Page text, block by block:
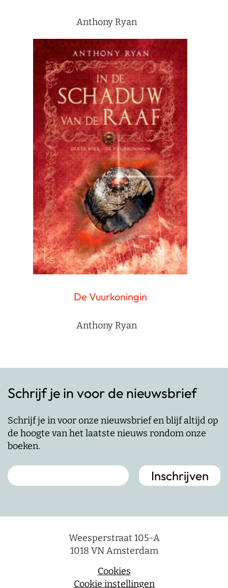
Anthony Ryan
De Vuurkoningin
Anthony Ryan
Schrijf je in voor de nieuwsbrief
Schrijf je in voor onze nieuwsbrief en blijf altijd op
de hoogte van het laatste nieuws rondom onze
boeken.
Weesperstraat 105-A
1018 VN Amsterdam
Cookies
Cookie instellingen